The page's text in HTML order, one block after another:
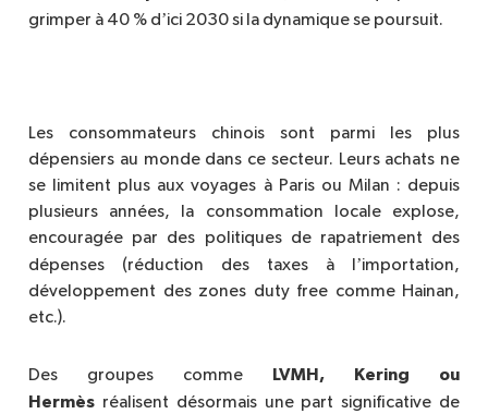
grimper à 40 % d’ici 2030 si la dynamique se poursuit.
Les consommateurs chinois sont parmi les plus
dépensiers au monde dans ce secteur. Leurs achats ne
se limitent plus aux voyages à Paris ou Milan : depuis
plusieurs années, la consommation locale explose,
encouragée par des politiques de rapatriement des
dépenses (réduction des taxes à l’importation,
développement des zones duty free comme Hainan,
etc.).
Des groupes comme
LVMH, Kering ou
Hermès réalisent désormais une part significative de